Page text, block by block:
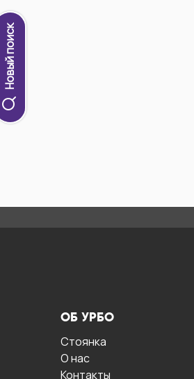
Новый поиск
ОБ УРБО
Стоянка
О нас
Контакты